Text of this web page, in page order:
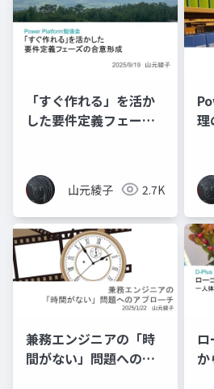
「すぐ作れる」を活か
した要件定義フェーズ
山元綾子 2.7K
理
兼務エンジニアの「時
間がない」問題へのア
か